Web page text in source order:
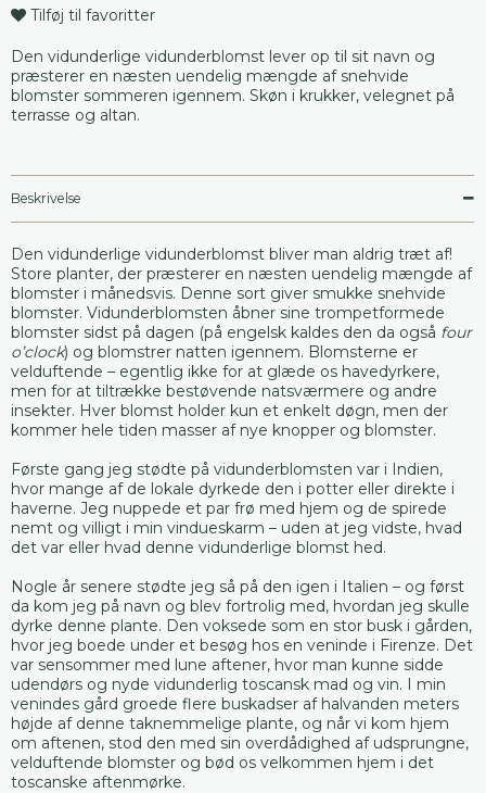
Tilføj til favoritter
Den vidunderlige vidunderblomst lever op til sit navn og
præsterer en næsten uendelig mængde af snehvide
blomster sommeren igennem. Skøn i krukker, velegnet på
terrasse og altan.
Beskrivelse
Den vidunderlige vidunderblomst bliver man aldrig træt af!
Store planter, der præsterer en næsten uendelig mængde af
blomster i månedsvis. Denne sort giver smukke snehvide
blomster. Vidunderblomsten åbner sine trompetformede
blomster sidst på dagen (på engelsk kaldes den da også four
o’clock) og blomstrer natten igennem. Blomsterne er
velduftende – egentlig ikke for at glæde os havedyrkere,
men for at tiltrække bestøvende natsværmere og andre
insekter. Hver blomst holder kun et enkelt døgn, men der
kommer hele tiden masser af nye knopper og blomster.
Første gang jeg stødte på vidunderblomsten var i Indien,
hvor mange af de lokale dyrkede den i potter eller direkte i
haverne. Jeg nuppede et par frø med hjem og de spirede
nemt og villigt i min vindueskarm – uden at jeg vidste, hvad
det var eller hvad denne vidunderlige blomst hed.
Nogle år senere stødte jeg så på den igen i Italien – og først
da kom jeg på navn og blev fortrolig med, hvordan jeg skulle
dyrke denne plante. Den voksede som en stor busk i gården,
hvor jeg boede under et besøg hos en veninde i Firenze. Det
var sensommer med lune aftener, hvor man kunne sidde
udendørs og nyde vidunderlig toscansk mad og vin. I min
venindes gård groede flere buskadser af halvanden meters
højde af denne taknemmelige plante, og når vi kom hjem
om aftenen, stod den med sin overdådighed af udsprungne,
velduftende blomster og bød os velkommen hjem i det
toscanske aftenmørke.